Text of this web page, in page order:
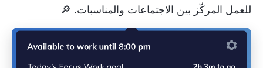
للعمل المركّز بين الاجتماعات والمناسبات. 🔎